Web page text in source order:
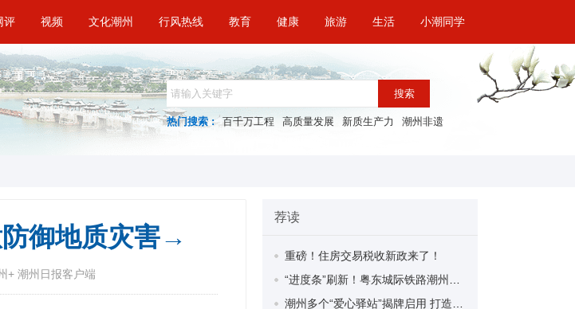
评 视频 文化潮州 行风热线 教育 健康 旅游 生活 小潮同学
搜索
热门搜索 : 百千万工程 高质量发展 新质生产力 潮州非遗
御地质灾害→
+ 潮州日报客户端
荐读
重磅！住房交易税收新政来了！